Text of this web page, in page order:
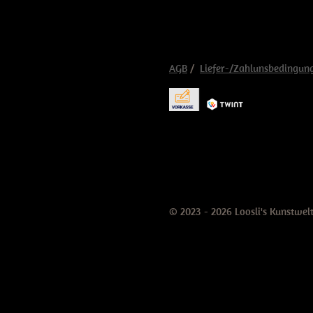
AGB / Liefer-/
© 2023 - 2026 Loosli's Kunstwelt